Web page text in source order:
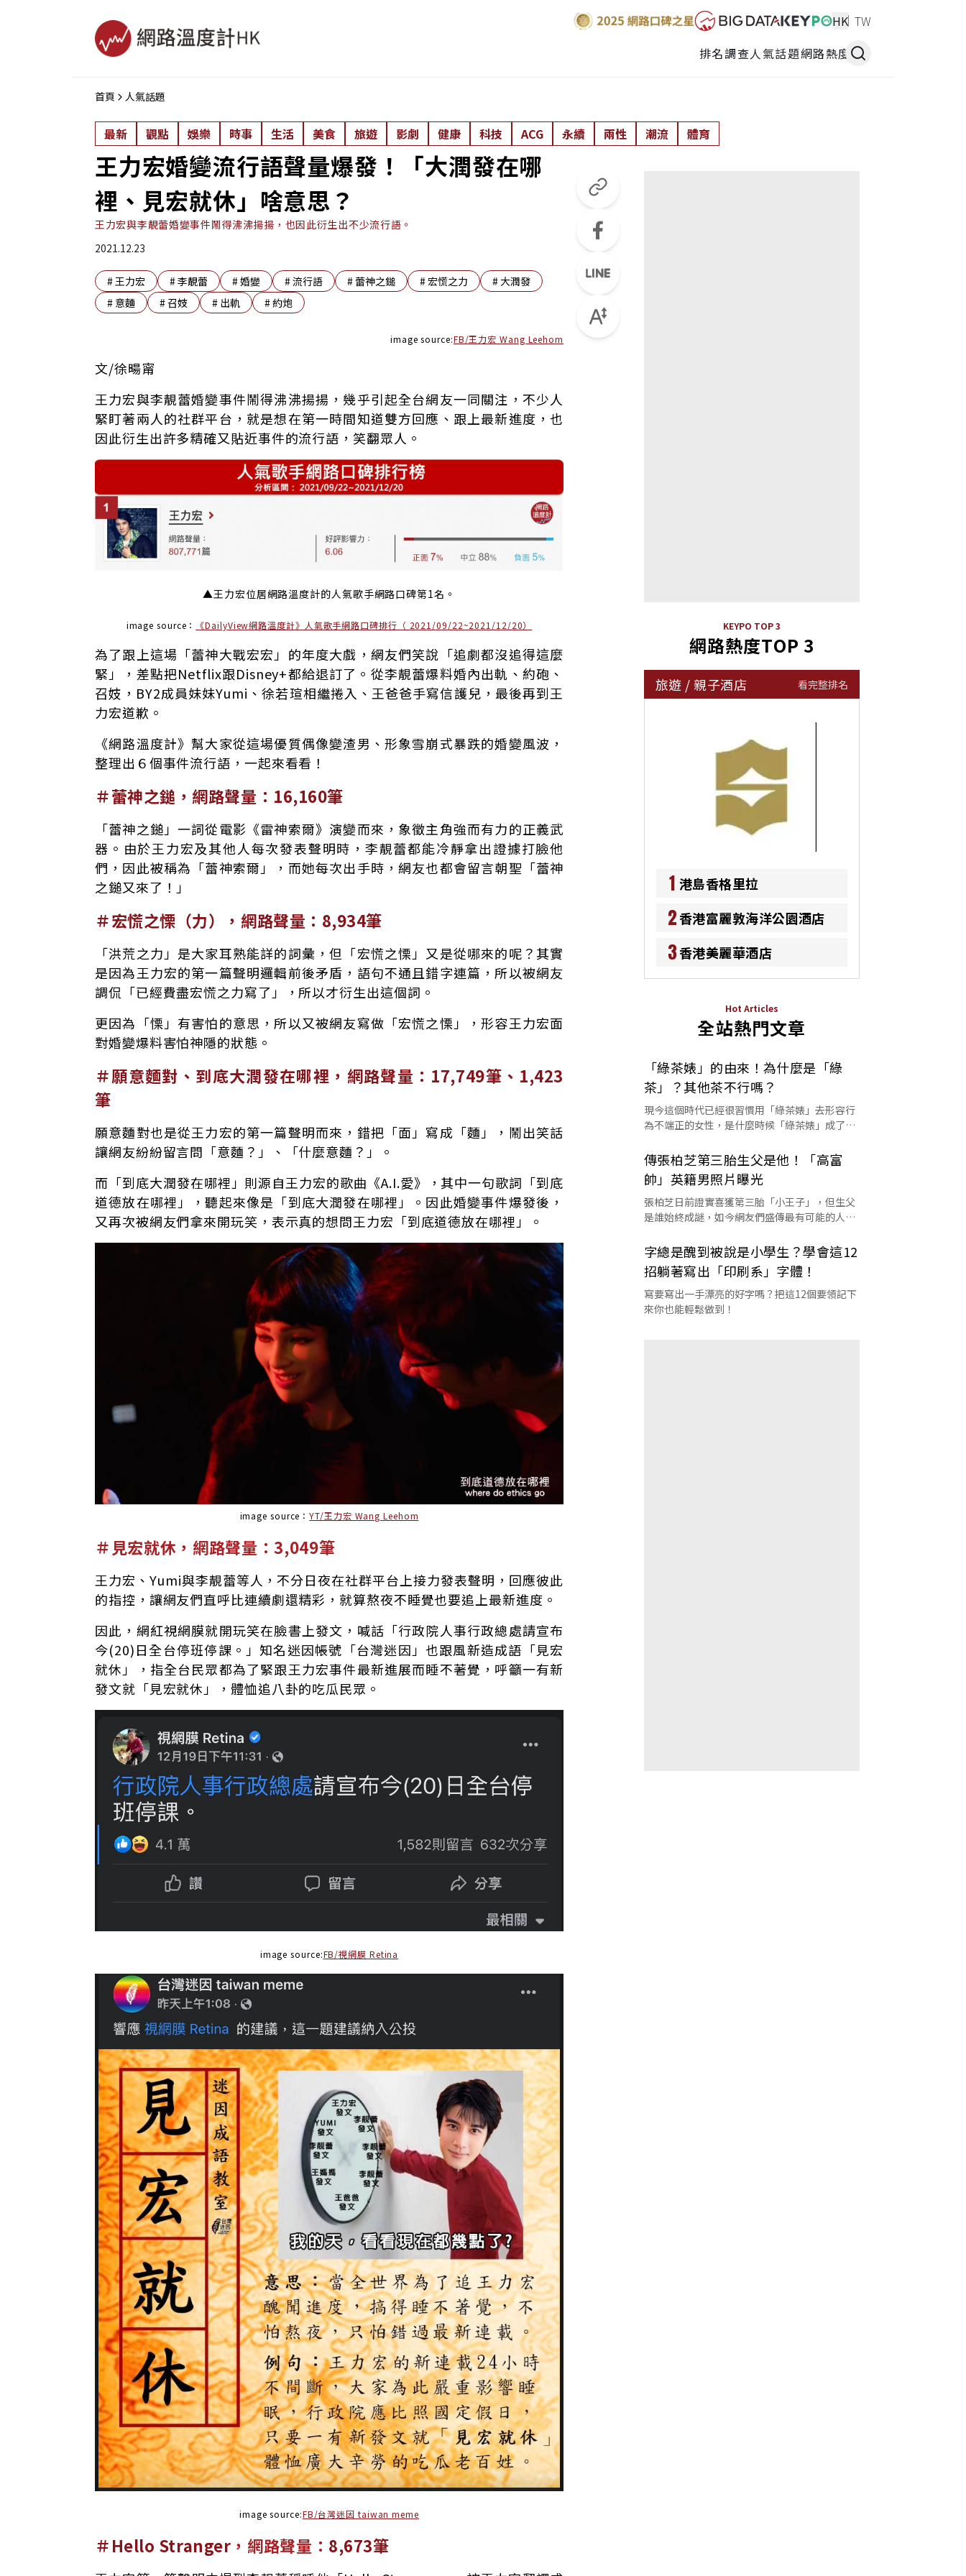
HK TW
排名調查人氣話題網路熱度
首頁 人氣話題
最新 觀點 娛樂 時事 生活 美食 旅遊 影劇 健康 科技 ACG 永續 兩性 潮流 體育
王力宏婚變流行語聲量爆發！「大潤發在哪
裡、見宏就休」啥意思？
王力宏與李靚蕾婚變事件鬧得沸沸揚揚，也因此衍生出不少流行語。
2021.12.23
#王力宏 #李靚蕾 #婚變 #流行語 # 蕾神之鎚 #宏慌之力 #大潤發
# 意麵 #召妓 # 出軌 #約炮
image source:FB/王力宏 Wang Leehom
文/徐暘甯
王力宏與李靚蕾婚變事件鬧得沸沸揚揚，幾乎引起全台網友一同關注，不少人
緊盯著兩人的社群平台，就是想在第一時間知道雙方回應、跟上最新進度，也
因此衍生出許多精確又貼近事件的流行語，笑翻眾人。
▲王力宏位居網路溫度計的人氣歌手網路口碑第1名。
image source： 《DailyView網路溫度計》人氣歌手網路口碑排行（ 2021/09/22~2021/12/20）
為了跟上這場「蕾神大戰宏宏」的年度大戲，網友們笑說「追劇都沒追得這麼
緊」，差點把Netflix跟Disney+都給退訂了。從李靚蕾爆料婚內出軌、約砲、
召妓，BY2成員妹妹Yumi、徐若瑄相繼捲入、王爸爸手寫信護兒，最後再到王
力宏道歉。
《網路溫度計》幫大家從這場優質偶像變渣男、形象雪崩式暴跌的婚變風波，
整理出６個事件流行語，一起來看看！
＃蕾神之鎚，網路聲量：16,160筆
「蕾神之鎚」一詞從電影《雷神索爾》演變而來，象徵主角強而有力的正義武
器。由於王力宏及其他人每次發表聲明時，李靚蕾都能冷靜拿出證據打臉他
們，因此被稱為「蕾神索爾」，而她每次出手時，網友也都會留言朝聖「蕾神
之鎚又來了！」
＃宏慌之慄（力），網路聲量：8,934筆
「洪荒之力」是大家耳熟能詳的詞彙，但「宏慌之慄」又是從哪來的呢？其實
是因為王力宏的第一篇聲明邏輯前後矛盾，語句不通且錯字連篇，所以被網友
調侃「已經費盡宏慌之力寫了」，所以才衍生出這個詞。
更因為「慄」有害怕的意思，所以又被網友寫做「宏慌之慄」，形容王力宏面
對婚變爆料害怕神隱的狀態。
＃願意麵對、到底大潤發在哪裡，網路聲量：17,749筆、1,423
筆
願意麵對也是從王力宏的第一篇聲明而來，錯把「面」寫成「麵」，鬧出笑話
讓網友紛紛留言問「意麵？」、「什麼意麵？」。
而「到底大潤發在哪裡」則源自王力宏的歌曲《A.I.愛》，其中一句歌詞「到底
道德放在哪裡」，聽起來像是「到底大潤發在哪裡」。因此婚變事件爆發後，
又再次被網友們拿來開玩笑，表示真的想問王力宏「到底道德放在哪裡」。
image source：YT/王力宏 Wang Leehom
＃見宏就休 ，網路聲量：3,049筆
王力宏、Yumi與李靚蕾等人，不分日夜在社群平台上接力發表聲明，回應彼此
的指控，讓網友們直呼比連續劇還精彩，就算熬夜不睡覺也要追上最新進度。
因此，網紅視網膜就開玩笑在臉書上發文，喊話「行政院人事行政總處請宣布
今(20)日全台停班停課。」知名迷因帳號「台灣迷因」也跟風新造成語「見宏
就休」，指全台民眾都為了緊跟王力宏事件最新進展而睡不著覺，呼籲一有新
發文就「見宏就休」，體恤追八卦的吃瓜民眾。
image source:FB/視網膜 Retina
image source:FB/台灣迷因 taiwan meme
＃Hello Stranger ，網路聲量： 8,673筆
KEYPO TOP 3
網路熱度TOP 3
旅遊 /親子酒店 看完整排名
1 港島香格里拉
2香港富麗敦海洋公園酒店
3香港美麗華酒店
Hot Articles
全站熱門文章
「綠茶婊」的由來！為什麼是「綠
茶」？其他茶不行嗎？
現今這個時代已經很習慣用「綠茶婊」去形容行
為不端正的女性，是什麼時候「綠茶婊」成了罵
傳張柏芝第三胎生父是他！「高富
帥」英籍男照片曝光
張柏芝日前證實喜獲第三胎「小王子」，但生父
是誰始終成謎，如今網友們盛傳最有可能的人選
字總是醜到被說是小學生？學會這12
招躺著寫出「印刷系」字體！
寫要寫出一手漂亮的好字嗎？把這12個要領記下
來你也能輕鬆做到！